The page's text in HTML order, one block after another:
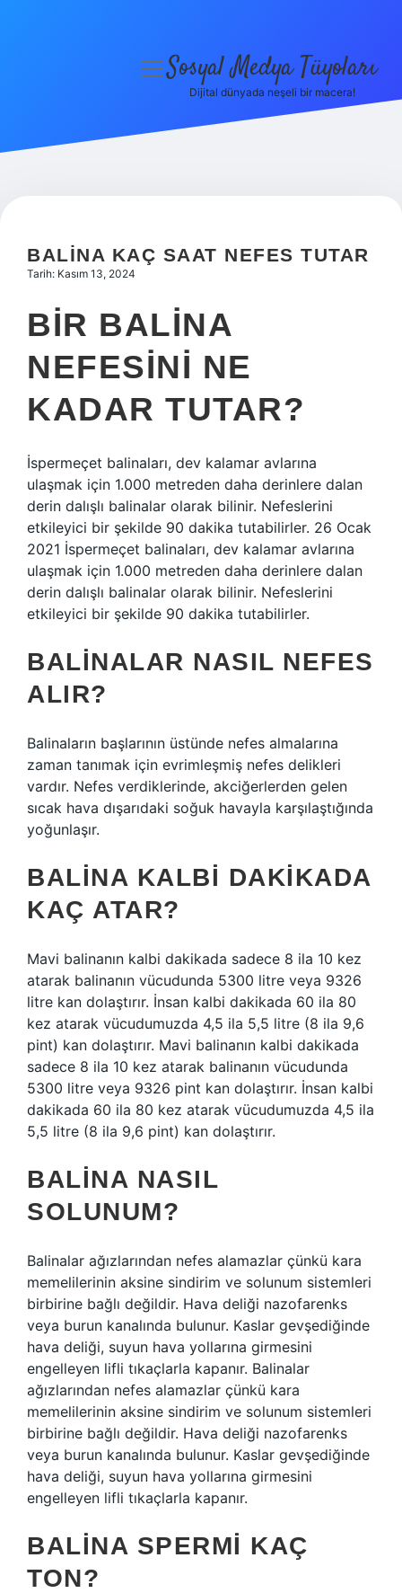
Hakkımızda
menüyüSosyal Medya Tüyoları
Dijital dünyada neşeli bir macera!
BALINA KAÇ SAAT NEFES TUTAR
Tarih: Kasım 13, 2024
BIR BALINA
NEFESINI NE
KADAR TUTAR?
İspermeçet balinaları, dev kalamar avlarına
ulaşmak için 1.000 metreden daha derinlere dalan
derin dalışlı balinalar olarak bilinir. Nefeslerini
etkileyici bir şekilde 90 dakika tutabilirler. 26 Ocak
2021 İspermeçet balinaları, dev kalamar avlarına
ulaşmak için 1.000 metreden daha derinlere dalan
derin dalışlı balinalar olarak bilinir. Nefeslerini
etkileyici bir şekilde 90 dakika tutabilirler.
BALINALAR NASIL NEFES
ALIR?
Balinaların başlarının üstünde nefes almalarına
zaman tanımak için evrimleşmiş nefes delikleri
vardır. Nefes verdiklerinde, akciğerlerden gelen
sıcak hava dışarıdaki soğuk havayla karşılaştığında
yoğunlaşır.
BALINA KALBI DAKIKADA
KAÇ ATAR?
Mavi balinanın kalbi dakikada sadece 8 ila 10 kez
atarak balinanın vücudunda 5300 litre veya 9326
litre kan dolaştırır. İnsan kalbi dakikada 60 ila 80
kez atarak vücudumuzda 4,5 ila 5,5 litre (8 ila 9,6
pint) kan dolaştırır. Mavi balinanın kalbi dakikada
sadece 8 ila 10 kez atarak balinanın vücudunda
5300 litre veya 9326 pint kan dolaştırır. İnsan kalbi
dakikada 60 ila 80 kez atarak vücudumuzda 4,5 ila
5,5 litre (8 ila 9,6 pint) kan dolaştırır.
BALINA NASIL
SOLUNUM?
Balinalar ağızlarından nefes alamazlar çünkü kara
memelilerinin aksine sindirim ve solunum sistemleri
birbirine bağlı değildir. Hava deliği nazofarenks
veya burun kanalında bulunur. Kaslar gevşediğinde
hava deliği, suyun hava yollarına girmesini
engelleyen lifli tıkaçlarla kapanır. Balinalar
ağızlarından nefes alamazlar çünkü kara
memelilerinin aksine sindirim ve solunum sistemleri
birbirine bağlı değildir. Hava deliği nazofarenks
veya burun kanalında bulunur. Kaslar gevşediğinde
hava deliği, suyun hava yollarına girmesini
engelleyen lifli tıkaçlarla kapanır.
BALINA SPERMI KAÇ
TON?